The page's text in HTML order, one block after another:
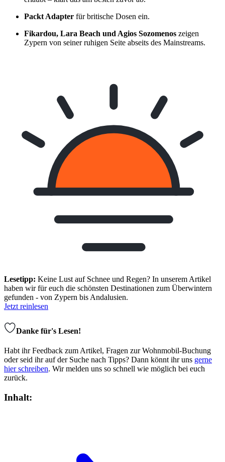
Packt Adapter für britische Dosen ein.
Fikardou, Lara Beach und Agios Sozomenos zeigen
Zypern von seiner ruhigen Seite abseits des Mainstreams.
Lesetipp: Keine Lust auf Schnee und Regen? In unserem Artikel
haben wir für euch die schönsten Destinationen zum Überwintern
gefunden - von Zypern bis Andalusien.
Jetzt reinlesen
Danke für's Lesen!
Habt ihr Feedback zum Artikel, Fragen zur Wohnmobil-Buchung
oder seid ihr auf der Suche nach Tipps? Dann könnt ihr uns gerne
hier schreiben. Wir melden uns so schnell wie möglich bei euch
zurück.
Inhalt: